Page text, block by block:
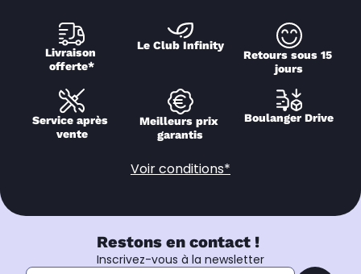
Livraison
offerte*
Le Club Infinity
Retours sous 15
jours
Service après
vente
Meilleurs prix
garantis
Boulanger Drive
Voir conditions*
Restons en contact !
Inscrivez-vous à la newsletter